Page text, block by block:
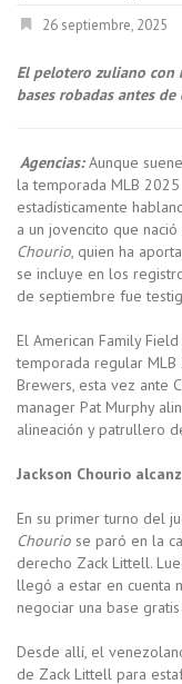
26 septiembre, 2025
El pelotero zuliano con
bases robadas antes
Agencias:Aunque
la temporada MLB
estadísticamente
a un jovencito que
Chourio, quien ha
se incluye en los
de septiembre fue
El American Family
temporada regular
Brewers, esta vez ante
manager Pat Murphy
alineación y patrullero
Jackson Chourio
En su primer turno del
Chourio se paró en la
derecho Zack Littell.
llegó a estar en cuenta
negociar una base
Desde allí, el
de Zack Littell para